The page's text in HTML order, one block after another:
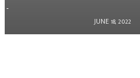
-
JUNE 18, 2022